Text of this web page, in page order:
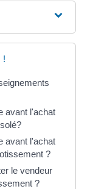
!
avant l'achat
avant l'achat
?
le vendeur
?